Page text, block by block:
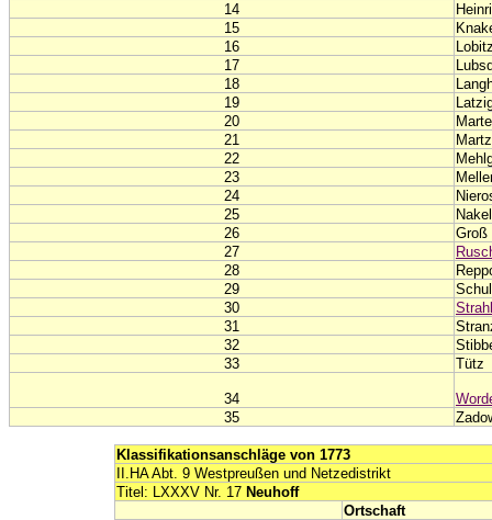
14
15
16
17
18
19
20
Marte
21
22
23
24
25
Nakel
26
Groß
27
28
29
30
31
32
33
Tütz
34
35
Klassifikationsanschläge von 1773
II.HA Abt. 9 Westpreußen und Netzedistrikt
Titel: LXXXV Nr. 17 Neuhoff
Ortschaft